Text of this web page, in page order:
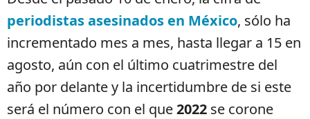
periodistas asesinados en México, sólo ha
incrementado mes a mes, hasta llegar a 15 en
agosto, aún con el último cuatrimestre del
año por delante y la incertidumbre de si este
será el número con el que2022 se corone